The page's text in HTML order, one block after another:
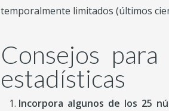
temporalmente limitados (últimos
Consejos
estadísticas
Incorpora algunos de los 25